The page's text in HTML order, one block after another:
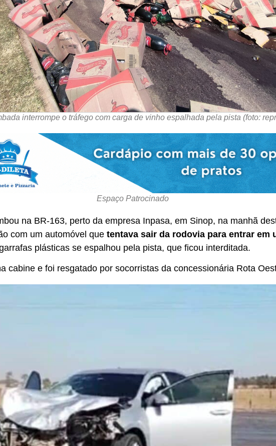
interrompe o tráfego com carga de vinho espalhada pela pista (foto:
Espaço Patrocinado
na BR-163, perto da empresa Inpasa, em Sinop, na manhã
com um automóvel que tentava sair da rodovia para entrar em
plásticas se espalhou pela pista, que ficou interditada.
cabine e foi resgatado por socorristas da concessionária Rota